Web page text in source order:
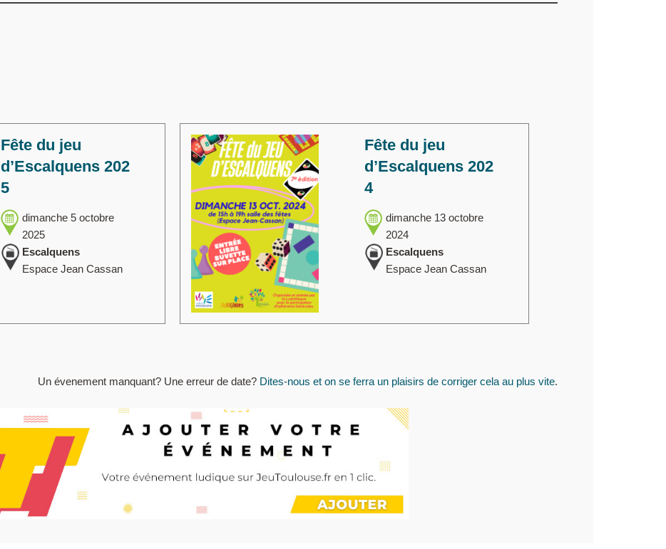
Fête du jeu
d’Escalquens 202
5
dimanche 5 octobre
2025
Escalquens
Espace Jean Cassan
Fête du jeu
d’Escalquens 202
4
dimanche 13 octobre
2024
Escalquens
Espace Jean Cassan
Un évenement manquant? Une erreur de date? Dites-nous et on se ferra un plaisirs de corriger cela au plus vite.